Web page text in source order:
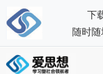
下
随时